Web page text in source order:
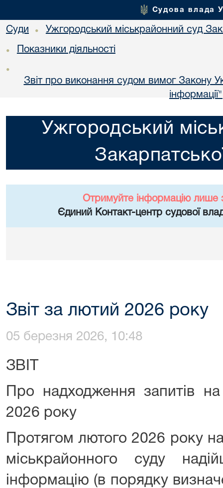
Судова влада
Суди • Ужгородський міськрайонний суд
• Показники діяльності
•
Звіт про виконання судом вимог Закону
інформації"
Ужгородський
Отримуйте інформацію лише
Єдиний Контакт-центр судової
Звіт за лютий 2026 року
05 березня 2026, 10:48
ЗВІТ
Про надходження запитів
2026 року
Протягом лютого 2026 року
міськрайонного суду
інформацію (в порядку